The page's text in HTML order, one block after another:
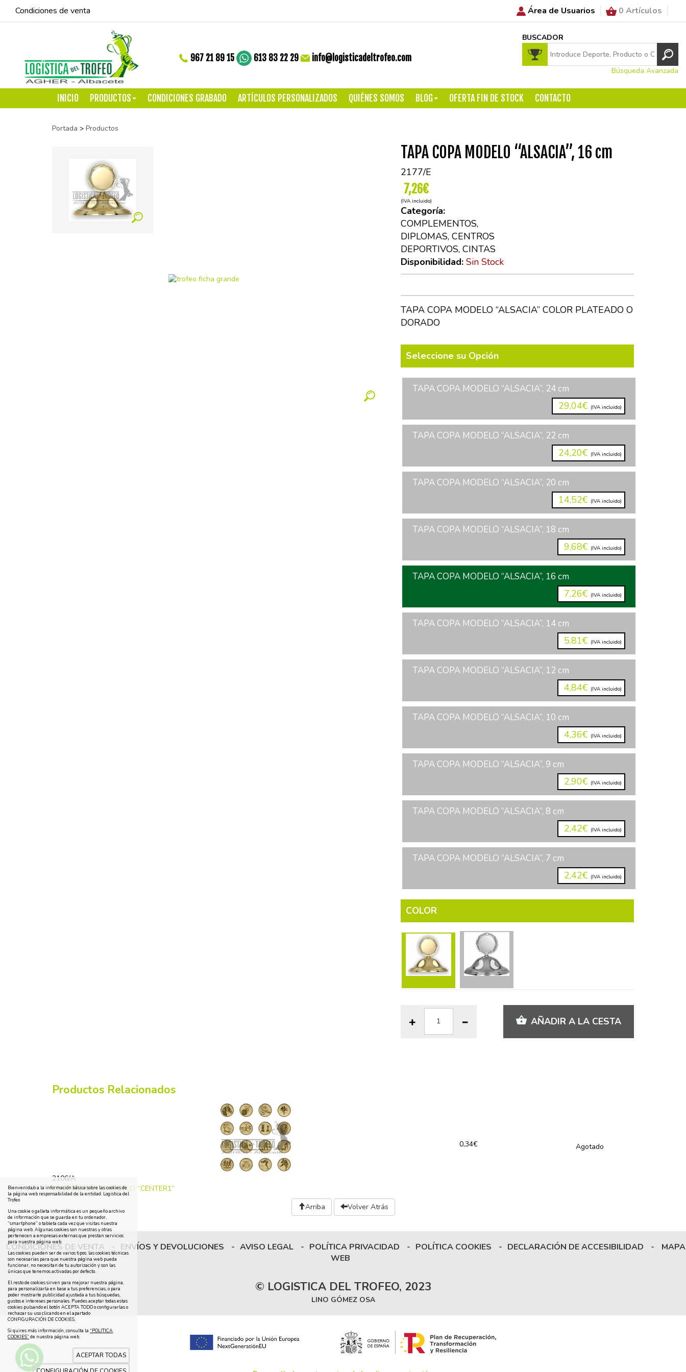
Condiciones de venta Área de Usuarios 0 Artículos
967 21 89 15 613 83 22 29 info@logisticadeltrofeo.com
BUSCADOR
Búsqueda Avanzada
INICIO PRODUCTOS CONDICIONES GRABADO ARTÍCULOS PERSONALIZADOS QUIÉNES SOMOS BLOG OFERTA FIN DE STOCK CONTACTO
Portada > Productos
TAPA COPA MODELO “ALSACIA”, 16 cm
2177/E
7,26€
(IVA incluido)
Categoría:
COMPLEMENTOS,
DIPLOMAS, CENTROS
DEPORTIVOS, CINTAS
Disponibilidad: Sin Stock
TAPA COPA MODELO “ALSACIA” COLOR PLATEADO O
DORADO
Seleccione su Opción
TAPA COPA MODELO “ALSACIA”, 24 cm
29,04€ (IVA incluido)
TAPA COPA MODELO “ALSACIA”, 22 cm
24,20€ (IVA incluido)
TAPA COPA MODELO “ALSACIA”, 20 cm
14,52€ (IVA incluido)
TAPA COPA MODELO “ALSACIA”, 18 cm
9,68€ (IVA incluido)
TAPA COPA MODELO “ALSACIA”, 16 cm
7,26€ (IVA incluido)
TAPA COPA MODELO “ALSACIA”, 14 cm
5,81€ (IVA incluido)
TAPA COPA MODELO “ALSACIA”, 12 cm
4,84€ (IVA incluido)
TAPA COPA MODELO “ALSACIA”, 10 cm
4,36€ (IVA incluido)
TAPA COPA MODELO “ALSACIA”, 9 cm
2,90€ (IVA incluido)
TAPA COPA MODELO “ALSACIA”, 8 cm
2,42€ (IVA incluido)
TAPA COPA MODELO “ALSACIA”, 7 cm
2,42€ (IVA incluido)
COLOR
AÑADIR A LA CESTA
Productos Relacionados
2106/A
COMPLEMENTO MODELO “CENTER1”
0,34€ Agotado
Arriba Volver Atrás
CONDICIONES DE VENTA - ENVÍOS Y DEVOLUCIONES - AVISO LEGAL - POLÍTICA PRIVACIDAD - POLÍTICA COOKIES - DECLARACIÓN DE ACCESIBILIDAD -
MAPA
WEB
© LOGISTICA DEL TROFEO, 2023
LINO GÓMEZ OSA
Bienvenida/o a la información básica sobre las cookies de
la página web responsabilidad de la entidad: Logistica del
Trofeo
Una cookie o galleta informática es un pequeño archivo
de información que se guarda en tu ordenador,
“smartphone” o tableta cada vez que visitas nuestra
página web. Algunas cookies son nuestras y otras
pertenecen a empresas externas que prestan servicios
para nuestra página web.
Las cookies pueden ser de varios tipos: las cookies técnicas
son necesarias para que nuestra página web pueda
funcionar, no necesitan de tu autorización y son las
únicas que tenemos activadas por defecto.
El resto de cookies sirven para mejorar nuestra página,
para personalizarla en base a tus preferencias, o para
poder mostrarte publicidad ajustada a tus búsquedas,
gustos e intereses personales. Puedes aceptar todas estas
cookies pulsando el botón ACEPTA TODO o configurarlas o
rechazar su uso clicando en el apartado
CONFIGURACIÓN DE COOKIES.
Si quires más información, consulta la “POLITICA
COOKIES” de nuestra página web.
ACEPTAR TODAS